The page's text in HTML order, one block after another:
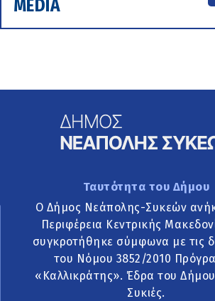
MEDIA
Ταυτότητα του Δήμου
Ο Δήμος Νεάπολης-Συκεών
Περιφέρεια Κεντρικής
συγκροτήθηκε σύμφωνα με τις
του Νόμου 3852/2010
«Καλλικράτης». Έδρα του Δήμου
Συκιές.